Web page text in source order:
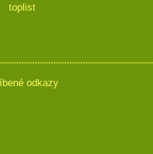
toplist
odkazy